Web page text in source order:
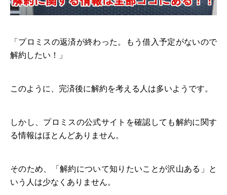
「プロミスの返済が終わった。もう借入予定がないので
解約したい！」
このように、完済後に解約を考える人は多いようです。
しかし、プロミスの公式サイトを確認しても解約に関す
る情報はほとんどありません。
そのため、「解約について知りたいことが沢山ある」と
いう人は少なくありません。